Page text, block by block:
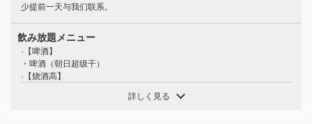
少提前一天与我们联系。
飲み放題メニュー
·【啤酒】
・啤酒（朝日超级干）
·【烧酒高】
詳しく見る
この店舗情報をシェアする
<学生聚会推荐☆超值> 【HARUNA标准套餐】工作日10道
菜+150分钟畅饮：5000日元 → 4500日元 | HARUNA 食べ
飲み放題
https://0899138867.owst.jp/courses/149760644